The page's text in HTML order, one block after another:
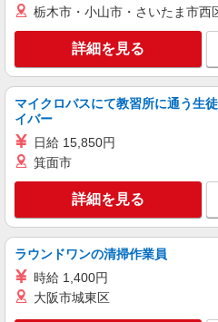
アルバイト パート
株式会社HITOWA フードサービス
福祉施設での調
時給1,226円 ※経験によりスタート時給は変動
します。 ※AP評
り時給を見直し
志）：あり 年2
フローレン
キープ
正社員
株式会社HITOWA フードサービスカ
福祉施設での調
栃木市・小山市・さいたま市
詳細を見る
マイクロバスにて教習所に通う生
イバー
日給 15,850円
箕面市
詳細を見る
ラウンドワンの清掃作業員
時給 1,400円
大阪市城東区